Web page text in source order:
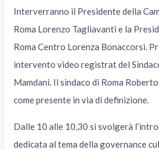
Interverranno il Presidente della
Roma Lorenzo Tagliavanti e la
Roma Centro Lorenza Bonaccorsi.
intervento video registrat del
Mamdani. Il sindaco di Roma
come presente in via di definizione.
Dalle 10 alle 10,30 si svolgerà
dedicata al tema della governance